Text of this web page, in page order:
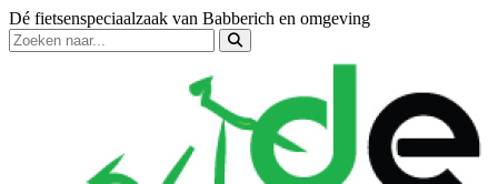
Dé fietsenspeciaalzaak van Babberich en omgeving